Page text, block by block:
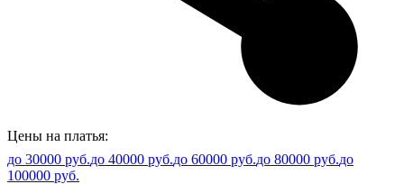
Цены на платья:
до 30000 руб.до 40000 руб.до 60000 руб.до 80000 руб.до
100000 руб.